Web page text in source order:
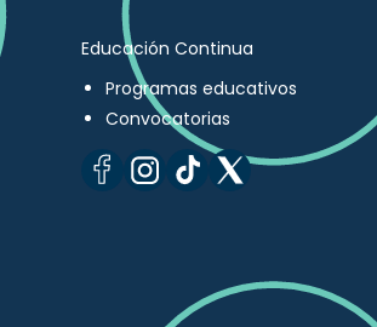
Educación Continua
Programas educativos
Convocatorias